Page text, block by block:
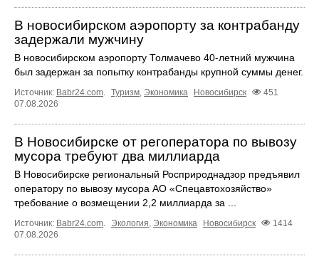
В новосибирском аэропорту за контрабанду
задержали мужчину
В новосибирском аэропорту Толмачево 40-летний мужчина
был задержан за попытку контрабанды крупной суммы денег.
Источник: Babr24.com. Туризм, Экономика Новосибирск
451
07.08.2026
В Новосибирске от регоператора по вывозу
мусора требуют два миллиарда
В Новосибирске региональный Росприроднадзор предъявил
оператору по вывозу мусора АО «Спецавтохозяйство»
требование о возмещении 2,2 миллиарда за ...
Источник: Babr24.com. Экология, Экономика Новосибирск
1414
07.08.2026